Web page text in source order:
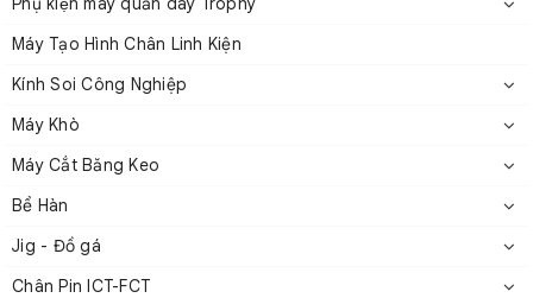
3.Mua Kim nhựa mũi nhựa chất
lượng ở đâu?
Công ty Cổ phần Công nghiệp và Thương mại HTV Việt Nam
tự hào là đơn vị cung cấp Kim nhựa mũi nhựa uy tín. Lựa
chọn HTV Việt Nam, quý khách hàng hoàn toàn có thể yên
tâm về chất lượng sản phẩm, giá cả hợp lý và dịch vụ
Máy Tạo Hình Chân Linh Kiện
Kính Soi Công Nghiệp
Máy Khò
Máy Cắt Băng Keo
Bể Hàn
Jig - Đồ gá
Chân Pin ICT-FCT